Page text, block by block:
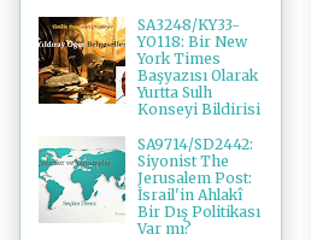
SA3248/KY33-
YO118: Bir New
York Times
Başyazısı Olarak
Yurtta Sulh
Konseyi Bildirisi
SA9714/SD2442:
Siyonist The
Jerusalem Post:
İsrail'in Ahlakî
Bir Dış Politikası
Var mı?